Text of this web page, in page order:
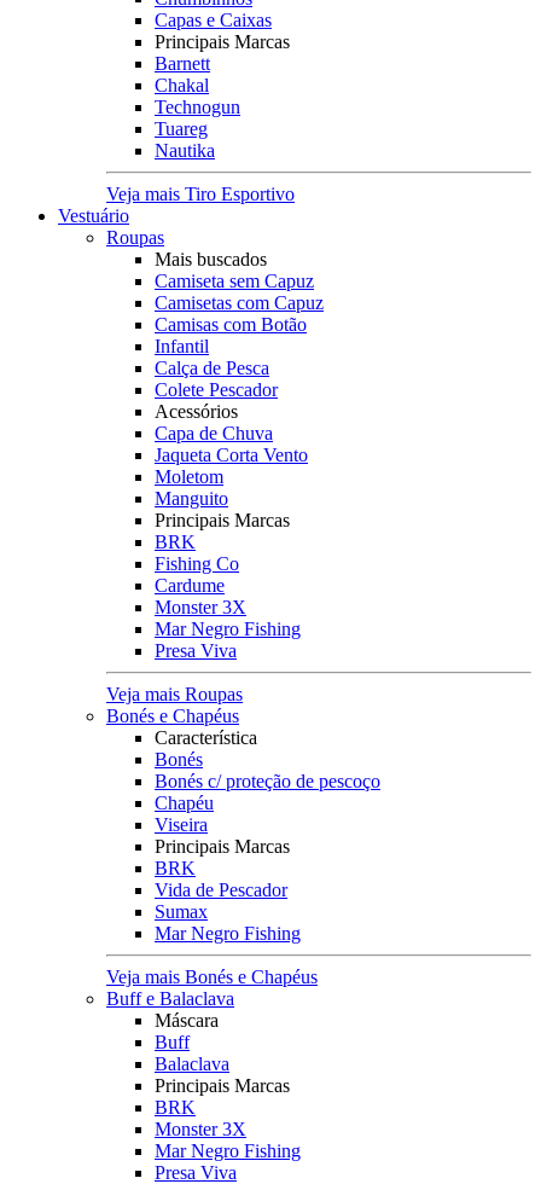
Capas e Caixas
Principais Marcas
Barnett
Chakal
Technogun
Tuareg
Nautika
Veja mais Tiro Esportivo
Vestuário
Roupas
Mais buscados
Camiseta sem Capuz
Camisetas com Capuz
Camisas com Botão
Infantil
Calça de Pesca
Colete Pescador
Acessórios
Capa de Chuva
Jaqueta Corta Vento
Moletom
Manguito
Principais Marcas
BRK
Fishing Co
Cardume
Monster 3X
Mar Negro Fishing
Presa Viva
Veja mais Roupas
Bonés e Chapéus
Característica
Bonés
Bonés c/ proteção de pescoço
Chapéu
Viseira
Principais Marcas
BRK
Vida de Pescador
Sumax
Mar Negro Fishing
Veja mais Bonés e Chapéus
Buff e Balaclava
Máscara
Buff
Balaclava
Principais Marcas
BRK
Monster 3X
Mar Negro Fishing
Presa Viva